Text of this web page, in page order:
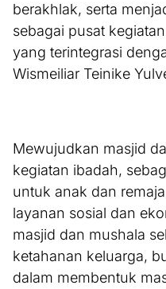
berakhlak, serta
sebagai pusat
yang terintegrasi
Wismeiliar Teinike
Mewujudkan masjid
kegiatan ibadah,
untuk anak dan
layanan sosial dan
masjid dan mushala
ketahanan keluarga,
dalam membentuk